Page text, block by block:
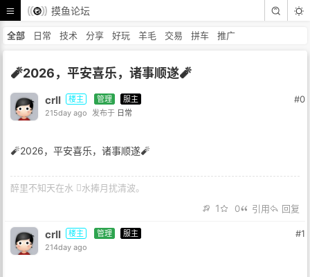
摸鱼论坛
全部 日常 技术 分享 好玩 羊毛 交易 拼车 推广
🧨2026，平安喜乐，诸事顺遂🧨
crll 楼主 管理
服主
215day ago
发布于 日常
#0
🧨2026，平安喜乐，诸事顺遂🧨
醉里不知天在水 𢵗水捧月扰清波。
1 0 引用 回复
crll 楼主 管理
服主
214day ago
#1